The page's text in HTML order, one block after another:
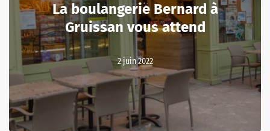
La boulangerie Bernard à
Gruissan vous attend
2 juin 2022